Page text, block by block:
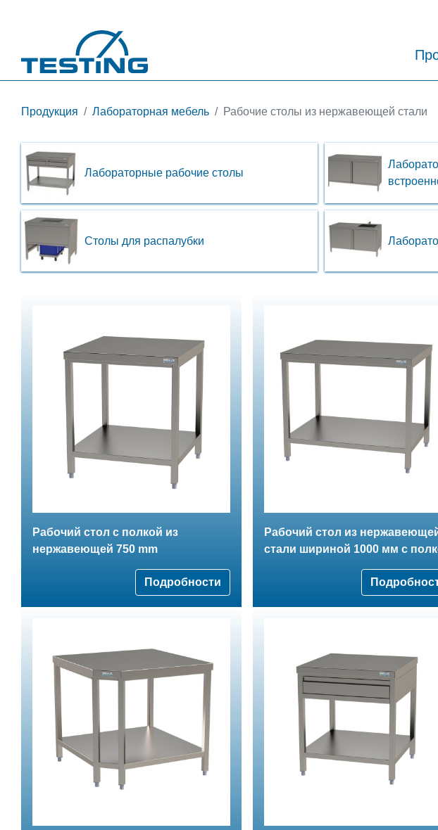
Продукция Лабораторная мебель Рабочие столы из нержавеющей стали
Лабораторные рабочие столы
Столы для распалубки
Рабочий стол с полкой из
нержавеющей 750 mm
Подробности
Рабочий стол из
стали шириной 1000 мм с